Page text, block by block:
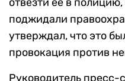
поджидали
утверждал, что это
провокация против
Руководитель